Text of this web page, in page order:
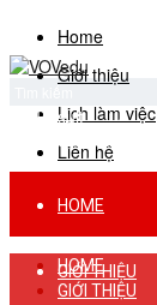
Home
Giới thiệu
Lịch làm việc
Liên hệ
No Result
View All Result
HOME
GIỚI THIỆU
HOME
GIỚI THIỆU